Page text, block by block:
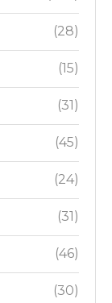
(28)
(15)
(31)
(45)
(24)
(31)
(46)
(30)